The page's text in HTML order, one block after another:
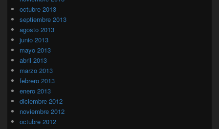
octubre 2013
septiembre 2013
agosto 2013
junio 2013
mayo 2013
abril 2013
marzo 2013
febrero 2013
enero 2013
diciembre 2012
noviembre 2012
octubre 2012